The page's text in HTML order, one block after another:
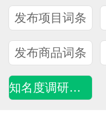
发布项目词条
发布商品词条
知名度调研问卷